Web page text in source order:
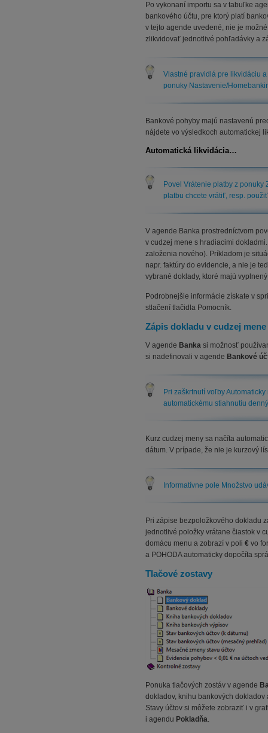
Po vykonaní importu sa v tabuľke
bankového účtu, pre ktorý platí
v tejto agende uvedené, nie je
zlikvidovať jednotlivé pohľadávky a
Vlastné pravidlá pre likvidáciu
ponuky Nastavenie/
Bankové pohyby majú nastavenú
nájdete vo výsledkoch automatickej
Automatická likvidácia…
Povel Vrátenie platby z
platbu chcete vrátiť, resp.
V agende Banka prostredníctvom
v cudzej mene s hradiacimi
založenia nového). Príkladom je
napr. faktúry do evidencie, a nie je
vybrané doklady, ktoré majú
Podrobnejšie informácie získate v
stlačení tlačidla Pomocník.
Zápis dokladu v cudzej mene
V agende Banka si možnosť
si nadefinovali v agende Bankové
Pri zaškrtnutí voľby
automatickému stiahnutiu
Kurz cudzej meny sa načíta
dátum. V prípade, že nie je kurzový
Informatívne pole Množstvo
Pri zápise bezpoložkového dokladu
jednotlivé položky vrátane čiastok v
domácu menu a zobrazí v poli € vo
a POHODA automaticky dopočíta
Tlačové zostavy
Ponuka tlačových zostáv v agende
dokladov, knihu bankových
Stavy účtov si môžete zobraziť i v
i agendu Pokladňa.